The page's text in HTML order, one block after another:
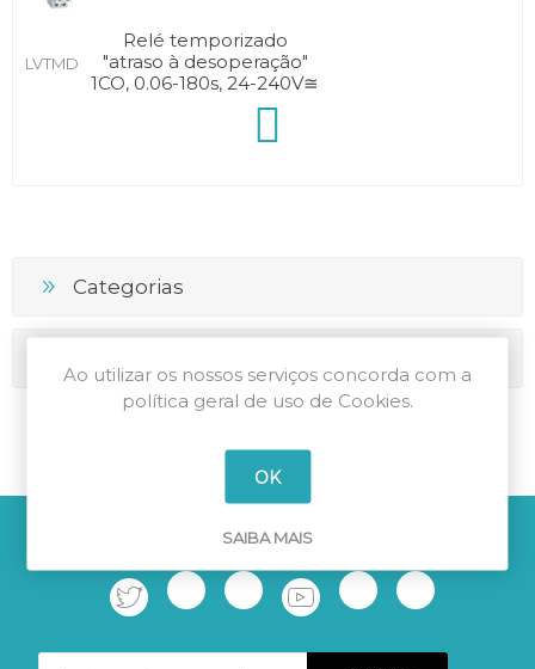
LVTMD
Relé temporizado
"atraso à desoperação"
1CO, 0.06-180s, 24-240V≅
Categorias
Ao utilizar os nossos serviços concorda com a
política geral de uso de Cookies.
OK
SAIBA MAIS